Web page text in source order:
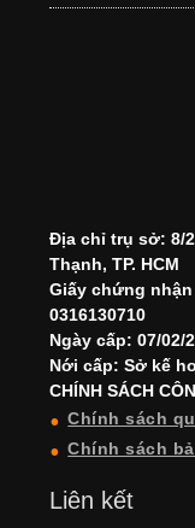
Địa chỉ trụ sở: 8/
Thạnh, TP. HCM
Giấy chứng
0316130710
Ngày cấp: 07/02/
Nới cấp: Sở kế
CHÍNH SÁCH
Chính sách
Chính sách
Liên kết